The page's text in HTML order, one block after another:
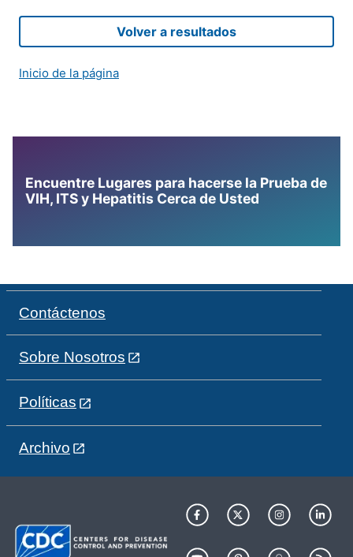
Volver a resultados
Inicio de la página
Encuentre Lugares para hacerse la Prueba de
VIH, ITS y Hepatitis Cerca de Usted
Contáctenos
Sobre Nosotros
Políticas
Archivo